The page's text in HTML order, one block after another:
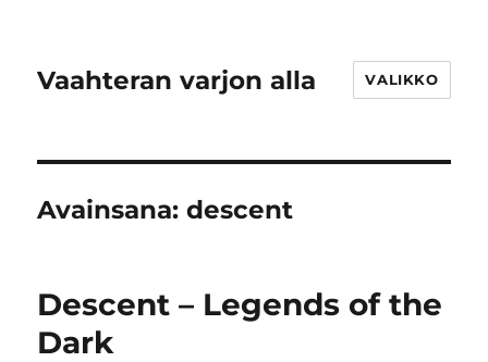
Vaahteran varjon alla VALIKKO
Avainsana:descent
Descent – Legends of the
Dark